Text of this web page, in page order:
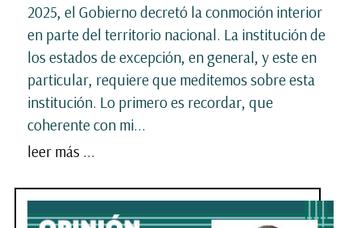
2025, el Gobierno decretó la conmoción interior
en parte del territorio nacional. La institución de
los estados de excepción, en general, y este en
particular, requiere que meditemos sobre esta
institución. Lo primero es recordar, que
coherente con mi...
leer más ...